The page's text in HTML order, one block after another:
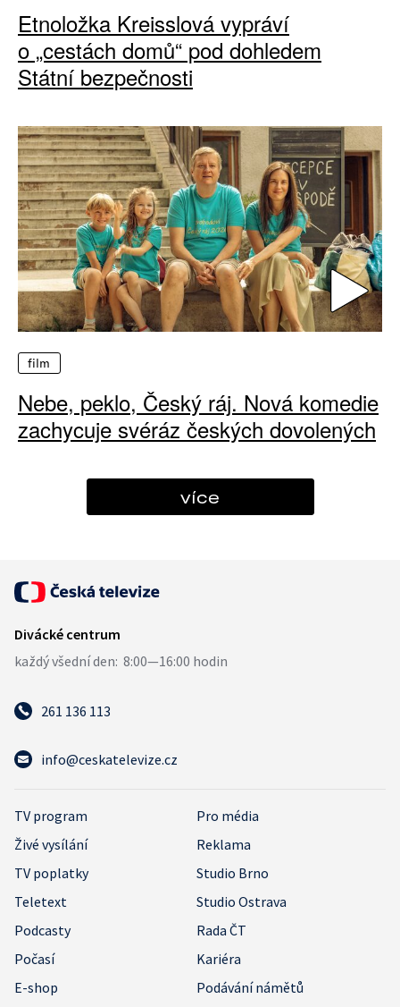
Etnoložka Kreisslová vypráví
o „cestách domů“ pod dohledem
Státní bezpečnosti
film
Nebe, peklo, Český ráj. Nová komedie
zachycuje svéráz českých dovolených
více
261 136 113
info@ceskatelevize.cz
TV program
Pro média
Živé vysílání
Reklama
TV poplatky
Studio Brno
Teletext
Studio Ostrava
Podcasty
Rada ČT
Počasí
Kariéra
E-shop
Podávání námětů